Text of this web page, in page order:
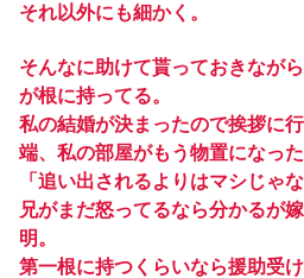
それ以外にも細かく。
そんなに助けて貰っておきなが
が根に持ってる。
私の結婚が決まったので挨拶に
端、私の部屋がもう物置になっ
「追い出されるよりはマシじゃ
兄がまだ怒ってるなら分かるが
明。
第一根に持つくらいなら援助受け